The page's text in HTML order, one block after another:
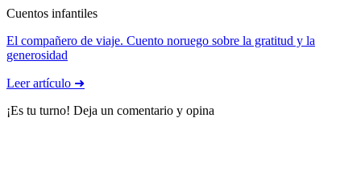
Cuentos infantiles
El compañero de viaje. Cuento noruego sobre la gratitud y la
generosidad
Leer artículo ➜
¡Es tu turno! Deja un comentario y opina